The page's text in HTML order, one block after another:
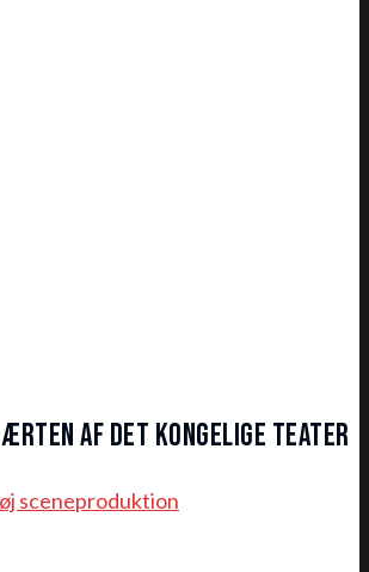
ærten af Det Kongelige Teater
sceneproduktion